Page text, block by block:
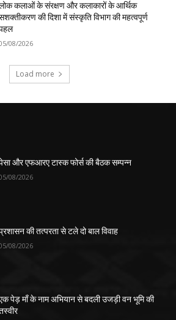
कलाओं के संरक्षण और कलाकारों के आर्थिक
की दिशा में संस्कृति विभाग की महत्वपूर्ण
08/2026
Load more
और एफआरए टास्क फोर्स की बैठक सम्पन्न
08/2026
की तत्परता से टले दो बाल विवाह
08/2026
पेड़ माँ के नाम अभियान से बदली उजड़ी वन भूमि की